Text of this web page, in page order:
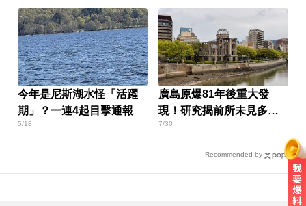
今年是尼斯湖水怪「活躍
期」？一連4起目擊通報
5/18
廣島原爆81年後重大發
現！研究揭前所未見多元
素合金
7/30
Recommended by